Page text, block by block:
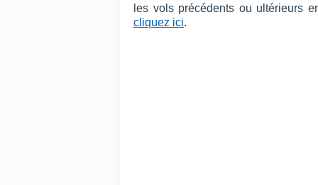
les vols précédents ou ultérieurs
cliquez ici.